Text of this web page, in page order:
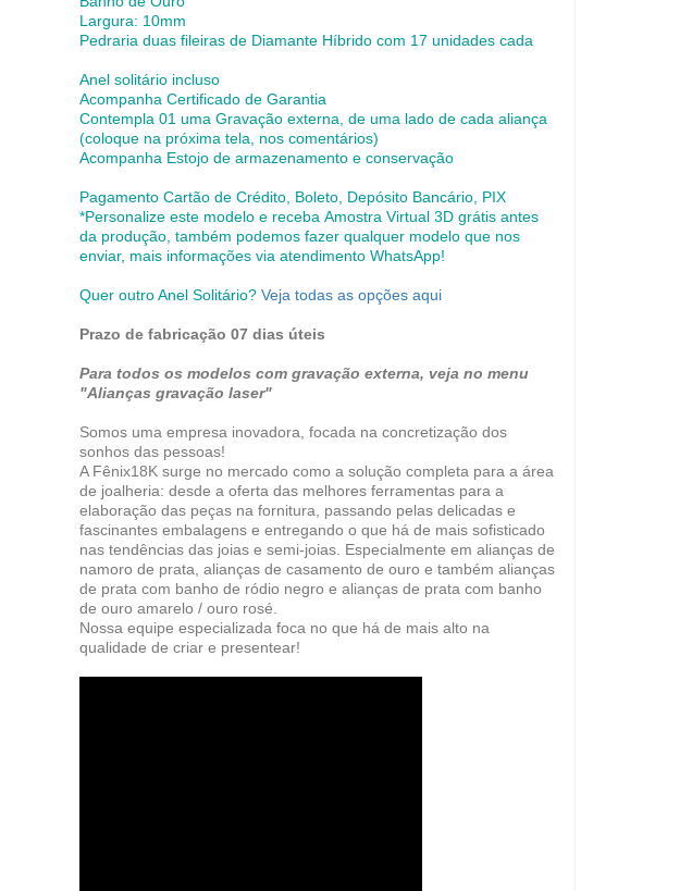
Largura: 10mm
Pedraria duas fileiras de Diamante Híbrido com 17 unidades cada
Anel solitário incluso
Acompanha Certificado de Garantia
Contempla 01 uma Gravação externa, de uma lado de cada aliança
(coloque na próxima tela, nos comentários)
Acompanha Estojo de armazenamento e conservação
Pagamento Cartão de Crédito, Boleto, Depósito Bancário, PIX
*Personalize este modelo e receba Amostra Virtual 3D grátis antes
da produção, também podemos fazer qualquer modelo que nos
enviar, mais informações via atendimento WhatsApp!
Quer outro Anel Solitário? Veja todas as opções aqui
Prazo de fabricação 07 dias úteis
Para todos os modelos com gravação externa, veja no menu
"Alianças gravação laser"
Somos uma empresa inovadora, focada na concretização dos
sonhos das pessoas!
A Fênix18K surge no mercado como a solução completa para a área
de joalheria: desde a oferta das melhores ferramentas para a
elaboração das peças na fornitura, passando pelas delicadas e
fascinantes embalagens e entregando o que há de mais sofisticado
nas tendências das joias e semi-joias. Especialmente em alianças de
namoro de prata, alianças de casamento de ouro e também alianças
de prata com banho de ródio negro e alianças de prata com banho
de ouro amarelo / ouro rosé
Nossa equipe especializada foca no que há de mais alto na
qualidade de criar e presentear!